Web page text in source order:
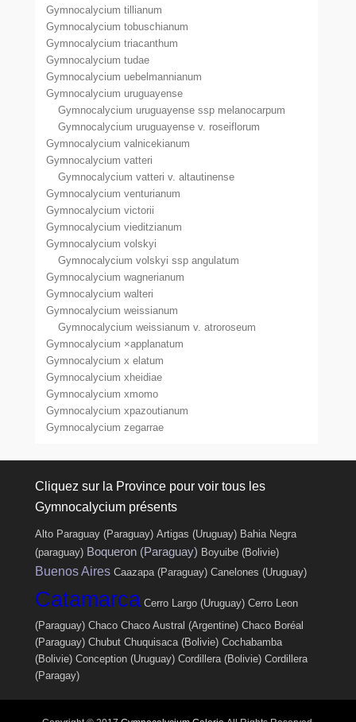
Gymnocalycium tillianum
Gymnocalycium tobuschianum
Gymnocalycium triacanthum
Gymnocalycium tudae
Gymnocalycium uebelmannianum
Gymnocalycium uruguayense
Gymnocalycium uruguayense ssp melanocarpum
Gymnocalycium uruguayense v. roseiflorum
Gymnocalycium valnicekianum
Gymnocalycium vatteri
Gymnocalycium vatteri v. altautinense
Gymnocalycium venturianum
Gymnocalycium victorii
Gymnocalycium vieditzianum
Gymnocalycium volskyi
Gymnocalycium volskyi ssp angulatum
Gymnocalycium wagnerianum
Gymnocalycium walteri
Gymnocalycium weissianum
Gymnocalycium weissianum v. atroroseum
Gymnocalycium ×applanatum
Gymnocalycium x elatum
Gymnocalycium xheidiae
Gymnocalycium xmomo
Gymnocalycium xpazoutianum
Gymnocalycium zegarrae
Cliquez sur la Province pour voir tous les
Gymnocalycium présents
Alto Paraguay (Paraguay) Artigas (Uruguay) Bahia Negra
(paraguay) Boqueron (Paraguay) Boyuibe (Bolivie)
Buenos Aires Caazapa (Paraguay) Canelones (Uruguay)
Catamarca Cerro Largo (Uruguay) Cerro Leon
(Paraguay) Chaco Chaco Austral (Argentine) Chaco Boréal
(Paraguay) Chubut Chuquisaca (Bolivie) Cochabamba
(Bolivie) Conception (Uruguay) Cordillera (Bolivie) Cordillera
(Paragay)